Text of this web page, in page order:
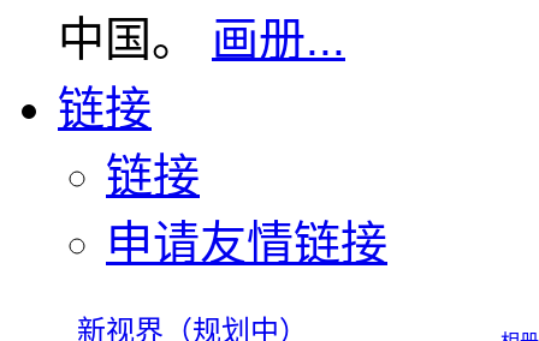
中国。 画册...
链接
链接
申请友情链接
新视界（规划中）